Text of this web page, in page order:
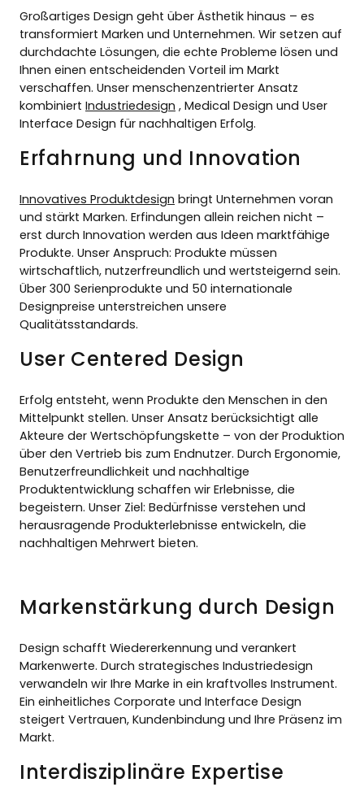
Großartiges Design geht über Ästhetik hinaus – es
transformiert Marken und Unternehmen. Wir setzen auf
durchdachte Lösungen, die echte Probleme lösen und
Ihnen einen entscheidenden Vorteil im Markt
verschaffen. Unser menschenzentrierter Ansatz
kombiniert Industriedesign , Medical Design und User
Interface Design für nachhaltigen Erfolg.
Erfahrnung und Innovation
Innovatives Produktdesign bringt Unternehmen voran
und stärkt Marken. Erfindungen allein reichen nicht –
erst durch Innovation werden aus Ideen marktfähige
Produkte. Unser Anspruch: Produkte müssen
wirtschaftlich, nutzerfreundlich und wertsteigernd sein.
Über 300 Serienprodukte und 50 internationale
Designpreise unterstreichen unsere
Qualitätsstandards.
User Centered Design
Erfolg entsteht, wenn Produkte den Menschen in den
Mittelpunkt stellen. Unser Ansatz berücksichtigt alle
Akteure der Wertschöpfungskette – von der Produktion
über den Vertrieb bis zum Endnutzer. Durch Ergonomie,
Benutzerfreundlichkeit und nachhaltige
Produktentwicklung schaffen wir Erlebnisse, die
begeistern. Unser Ziel: Bedürfnisse verstehen und
herausragende Produkterlebnisse entwickeln, die
nachhaltigen Mehrwert bieten.
Markenstärkung durch Design
Design schafft Wiedererkennung und verankert
Markenwerte. Durch strategisches Industriedesign
verwandeln wir Ihre Marke in ein kraftvolles Instrument.
Ein einheitliches Corporate und Interface Design
steigert Vertrauen, Kundenbindung und Ihre Präsenz im
Markt.
Interdisziplinäre Expertise